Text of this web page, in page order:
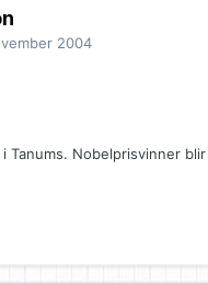
2004
Tanums. Nobelprisvinner blir